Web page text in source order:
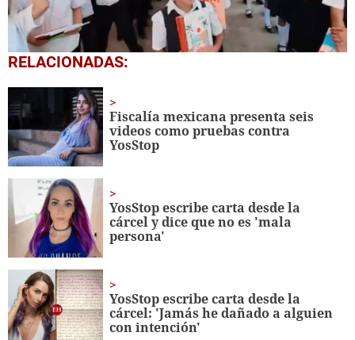
0
of
56
seconds
RELACIONADAS:
Fiscalía mexicana presenta seis
videos como pruebas contra
YosStop
YosStop escribe carta desde la
cárcel y dice que no es 'mala
persona'
YosStop escribe carta desde la
cárcel: 'Jamás he dañado a alguien
con intención'